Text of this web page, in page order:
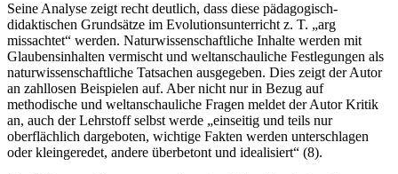
Seine Analyse zeigt recht deutlich, dass diese pädagogisch-
didaktischen Grundsätze im Evolutionsunterricht z. T. „arg
missachtet“ werden. Naturwissenschaftliche Inhalte werden mit
Glaubensinhalten vermischt und weltanschauliche Festlegungen als
naturwissenschaftliche Tatsachen ausgegeben. Dies zeigt der Autor
an zahllosen Beispielen auf. Aber nicht nur in Bezug auf
methodische und weltanschauliche Fragen meldet der Autor Kritik
an, auch der Lehrstoff selbst werde „einseitig und teils nur
oberflächlich dargeboten, wichtige Fakten werden unterschlagen
oder kleingeredet, andere überbetont und idealisiert“ (8).